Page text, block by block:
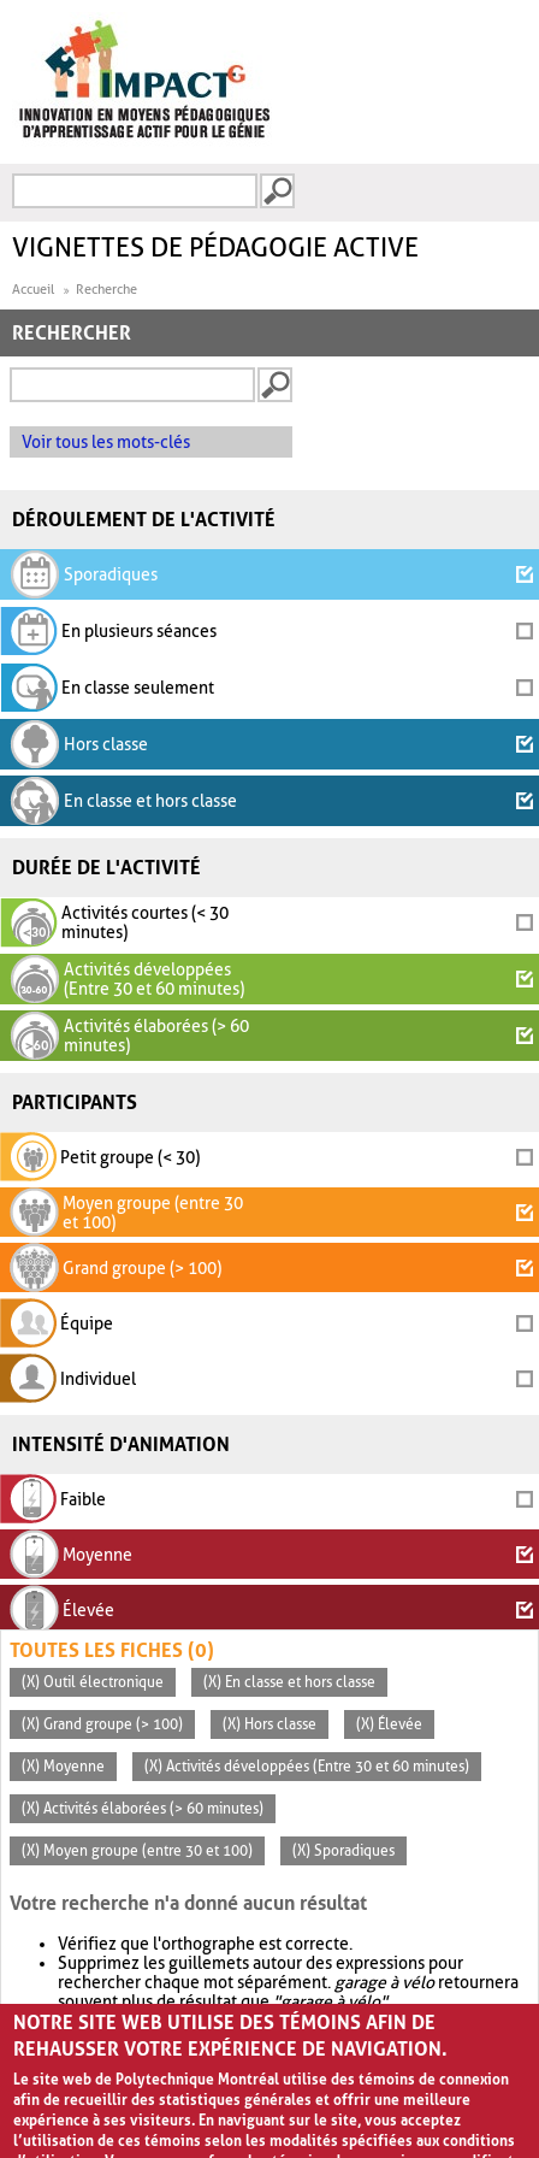
FORMULAIRE DE
VIGNETTES DE PÉDAGOGIE ACTIVE
Accueil Recherche
RECHERCHER
Voir tous les mots-clés
DÉROULEMENT DE L'ACTIVITÉ
Sporadiques
En plusieurs séances
En classe seulement
Hors classe
En classe et hors classe
DURÉE DE L'ACTIVITÉ
Activités courtes (< 30
minutes)
Activités développées
(Entre 30 et 60 minutes)
Activités élaborées (> 60
minutes)
PARTICIPANTS
Petit groupe (< 30)
Moyen groupe (entre 30
et 100)
Grand groupe (> 100)
Équipe
Individuel
INTENSITÉ D'ANIMATION
Faible
Moyenne
Élevée
TOUTES LES FICHES (0)
(X) Outil électronique (X) En classe et hors classe
(X) Grand groupe (> 100) (X) Hors classe (X) Élevée
(X) Moyenne (X) Activités développées (Entre 30 et 60 minutes)
(X) Activités élaborées (> 60 minutes)
(X) Moyen groupe (entre 30 et 100) (X) Sporadiques
Votre recherche n'a donné aucun résultat
Vérifiez que l'orthographe est correcte.
Supprimez les guillemets autour des expressions pour
rechercher chaque mot séparément. garage à véloretournera
souvent plus de résultat que"garage à vélo".
Envisagez d'élargir votre recherche avec OR.garage OR vélo
retournera souvent plus de résultat quegarage à vélo
NOTRE SITE WEB UTILISE DES TÉMOINS AFIN DE
REHAUSSER VOTRE EXPÉRIENCE DE NAVIGATION.
Le site web de Polytechnique Montréal utilise des témoins de connexion
afin de recueillir des statistiques générales et offrir une meilleure
expérience à ses visiteurs. En naviguant sur le site, vous acceptez
l’utilisation de ces témoins selon les modalités spécifiées aux conditions